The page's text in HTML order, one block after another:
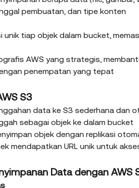
pembuatan, dan tipe konten
unik tiap objek dalam bucket,
AWS yang strategis,
penempatan yang tepat
S3
data ke S3 sederhana dan
sebagai objek ke dalam bucket
objek dengan replikasi
mendapatkan URL unik untuk
Data dengan AWS